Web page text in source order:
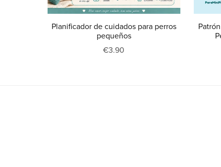
Planificador de cuidados para perros
pequeños
€3.90